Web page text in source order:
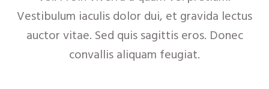
Vestibulum iaculis dolor dui, et gravida lectus
auctor vitae. Sed quis sagittis eros. Donec
convallis aliquam feugiat.